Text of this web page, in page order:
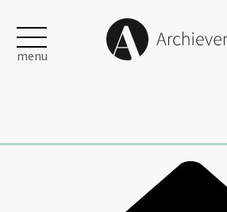
menu